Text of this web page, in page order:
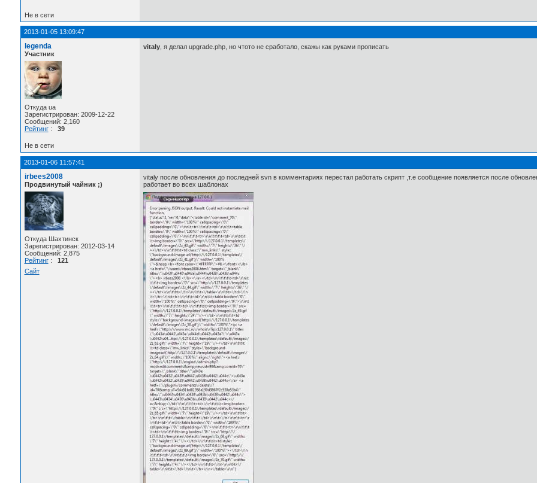
Не в сети
2013-01-05 13:09:47
legenda
Участник
Откуда ua
Зарегистрирован: 2009-12-22
Сообщений: 2,160
Рейтинг: 39
vitaly, я делал upgrade.php, но чтото не сработало, скажы как руками прописать
Не в сети
2013-01-06 11:57:41
irbees2008
Продвинутый чайник ;)
Откуда Шахтинск
Зарегистрирован: 2012-03-14
Сообщений: 2,875
Рейтинг: 121
Сайт
vitaly после обновления до последней svn в комментариях перестал работать скрипт ,т.е сообщение появляется после
работает во всех шаблонах